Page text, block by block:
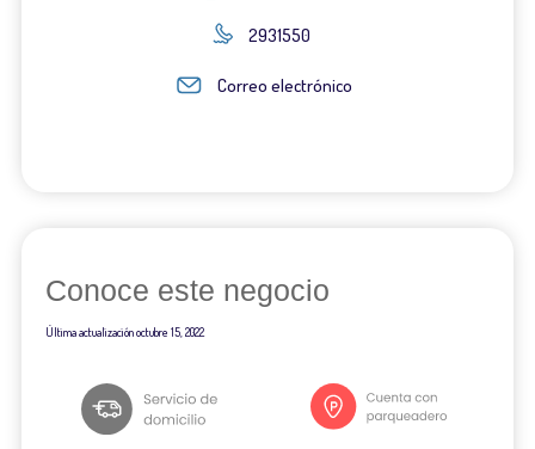
2931550
Correo electrónico
Conoce este negocio
Última actualizaciónoctubre 15, 2022